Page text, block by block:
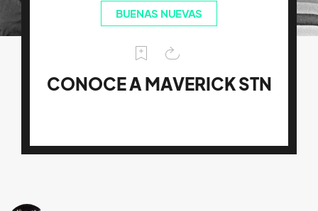
BUENAS NUEVAS
CONOCE A MAVERICK STN